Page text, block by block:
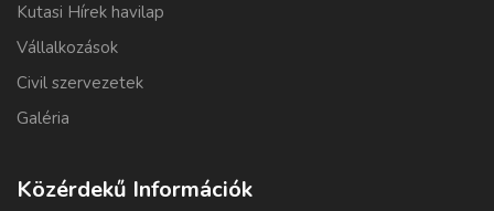
Kutasi Hírek havilap
Vállalkozások
Civil szervezetek
Galéria
Közérdekű Információk